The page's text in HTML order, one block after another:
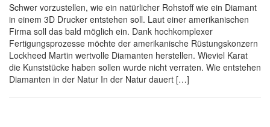
Schwer vorzustellen, wie ein natürlicher Rohstoff wie ein Diamant
in einem 3D Drucker entstehen soll. Laut einer amerikanischen
Firma soll das bald möglich ein. Dank hochkomplexer
Fertigungsprozesse möchte der amerikanische Rüstungskonzern
Lockheed Martin wertvolle Diamanten herstellen. Wieviel Karat
die Kunststücke haben sollen wurde nicht verraten. Wie entstehen
Diamanten in der Natur In der Natur dauert […]